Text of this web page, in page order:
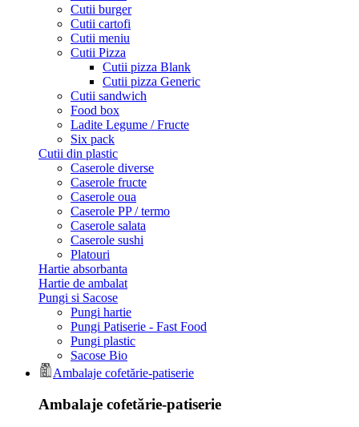
Cutii burger
Cutii cartofi
Cutii meniu
Cutii Pizza
Cutii pizza Blank
Cutii pizza Generic
Cutii sandwich
Food box
Ladite Legume / Fructe
Six pack
Cutii din plastic
Caserole diverse
Caserole fructe
Caserole oua
Caserole PP / termo
Caserole salata
Caserole sushi
Platouri
Hartie absorbanta
Hartie de ambalat
Pungi si Sacose
Pungi hartie
Pungi Patiserie - Fast Food
Pungi plastic
Sacose Bio
Ambalaje cofetărie-patiserie
Ambalaje cofetărie-patiserie